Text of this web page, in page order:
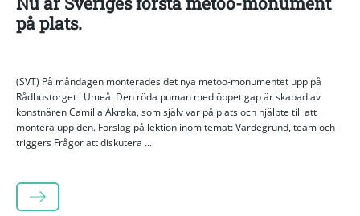
på plats.
(SVT) På måndagen monterades det nya metoo-monumentet upp på
Rådhustorget i Umeå. Den röda puman med öppet gap är skapad av
konstnären Camilla Akraka, som själv var på plats och hjälpte till att
montera upp den. Förslag på lektion inom temat: Värdegrund, team och
triggers Frågor att diskutera ...
LÄS MER